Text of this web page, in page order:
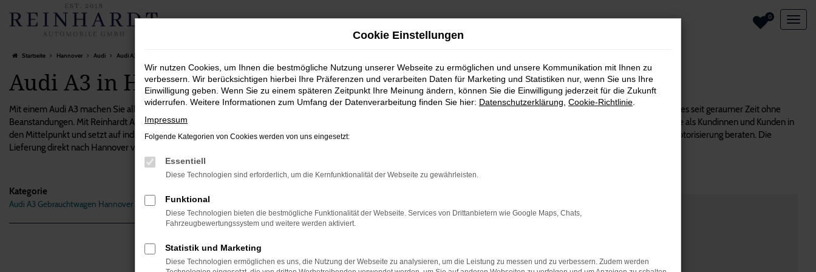
Zum
Hauptinhalt
0
Startseite Hannover Audi Audi A3 in Hannover – ein Fahrzeug, das sich lohnt
Audi A3 in Hannover – ein Fahrzeug, das sich lohnt
Mit einem Audi A3 machen Sie alles richtig und steigen in das perfekte Fahrzeug für Hannover und Umgebung. Wir sind voll und ganz von diesem Modell überzeugt und verkaufen es seit geraumer Zeit ohne
Beanstandungen. Mit Reinhardt Automobile setzen Sie auf einen unabhängigen Autohändler mit Fokus auf erstklassigen Gebrauchtfahrzeugen. Unsere Firmenphilosophie stellt Sie als Kundinnen und Kunden in
den Mittelpunkt und setzt auf individuellen Service. Das gilt auch für die vielen Audi A3 in unserem Sortiment, bei denen wir Sie gerne zum passenden Baujahr, Ausstattung und Motorisierung beraten. Die
Lieferung direkt nach Hannover versteht sich natürlich von selbst, ebenso wie die Finanzierung und die Inzahlungnahme Ihres aktuellen Gebrauchten. Alles aus einer Hand.
Kategorie
Audi A3 Gebrauchtwagen Hannover Fehler: Network Error
Hier sind ein paar Tipps, die dir helfen können:
Cookie Einstellungen
Wir nutzen Cookies, um Ihnen die bestmögliche Nutzung unserer Webseite zu ermöglichen und unsere Kommunikation mit Ihnen zu
verbessern. Wir berücksichtigen hierbei Ihre Präferenzen und verarbeiten Daten für Marketing und Statistiken nur, wenn Sie uns Ihre
Einwilligung geben. Wenn Sie zu einem späteren Zeitpunkt Ihre Meinung ändern, können Sie die Einwilligung jederzeit für die Zukunft
widerrufen. Weitere Informationen zum Umfang der Datenverarbeitung finden Sie hier: Datenschutzerklärung Cookie-Richtlinie
Impressum
Folgende Kategorien von Cookies werden von uns eingesetzt:
Essentiell
Diese Technologien sind erforderlich, um die Kernfunktionalität der Webseite zu gewährleisten.
Funktional
Diese Technologien bieten die bestmögliche Funktionalität der Webseite. Services von Drittanbietern wie Google Maps, Chats,
Fahrzeugbewertungssystem und weitere werden aktiviert.
Statistik und Marketing
Diese Technologien ermöglichen es uns, die Nutzung der Webseite zu analysieren, um die Leistung zu messen und zu verbessern. Zudem werden